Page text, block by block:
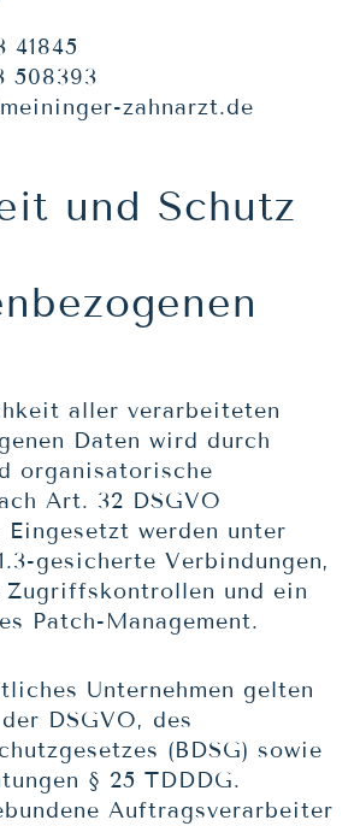
41845
508393
zahnarzt.de
und Schutz
aller verarbeiteten
Daten wird durch
organisatorische
Art. 32 DSGVO
werden unter
gesicherte Verbindungen,
und ein
Patch-Management.
Unternehmen gelten
DSGVO, des
(BDSG) sowie
§ 25 TDDDG.
Auftragsverarbeiter